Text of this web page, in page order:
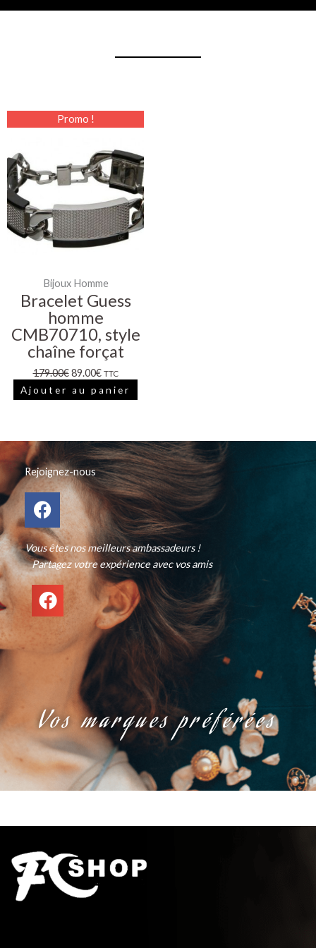
Promo !
Bijoux Homme
Bracelet Guess
homme
CMB70710, style
chaîne forçat
179.00€
Le
initial
était :
179.00€.
89.00€
actuel
est :
89.00€.
TTC
Ajouter au panier
Rejoignez-nous
F
a
c
e
b
o
o
k
Vous êtes nos meilleurs ambassadeurs !
Partagez votre expérience avec vos amis
Vos marques préférées